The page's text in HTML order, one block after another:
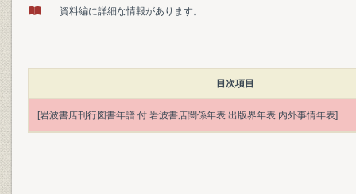
… 資料編に詳細な情報があります。
目次項目
[岩波書店刊行図書年譜 付 岩波書店関係年表 出版界年表 内外事情年表]